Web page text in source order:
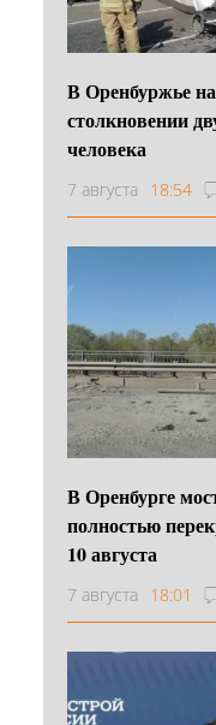
В Оренбуржье
столкновении
человека
7 августа 18:54
В Оренбурге
полностью
10 августа
7 августа 18:01